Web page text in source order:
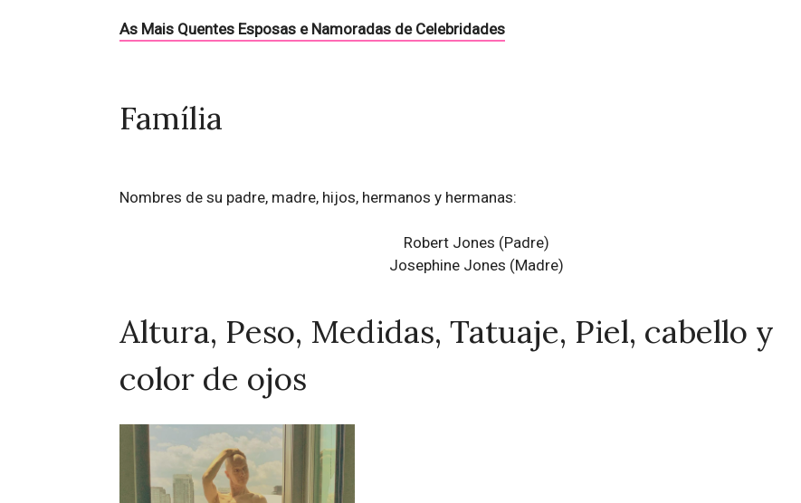
As Mais Quentes Esposas e Namoradas de Celebridades
Família
Nombres de su padre, madre, hijos, hermanos y hermanas:
Robert Jones (Padre)
Josephine Jones (Madre)
Altura, Peso, Medidas, Tatuaje, Piel, cabello y
color de ojos